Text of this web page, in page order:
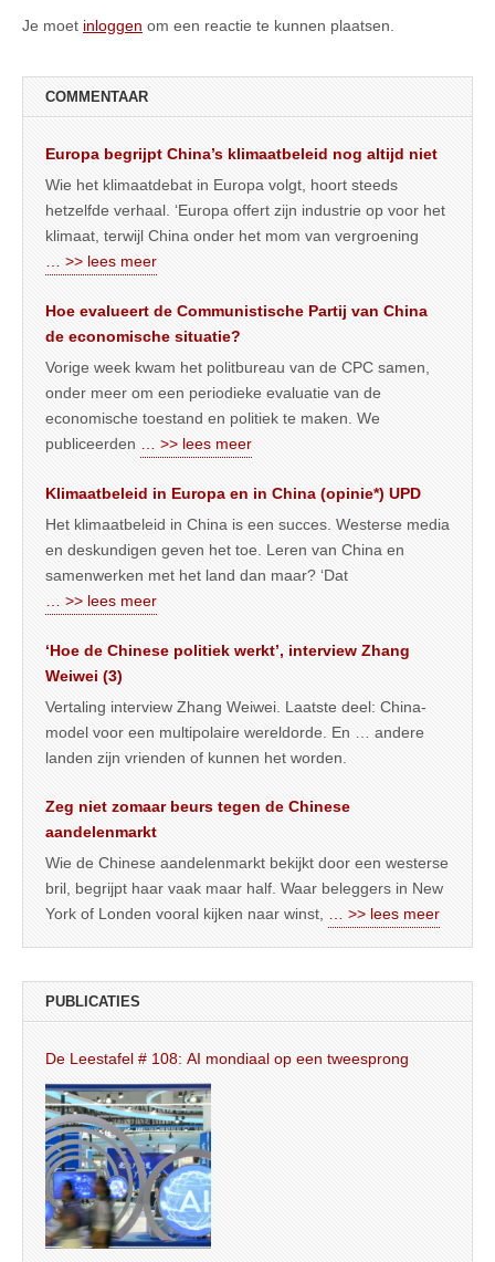
Je moet inloggen om een reactie te kunnen plaatsen.
COMMENTAAR
Europa begrijpt China’s klimaatbeleid nog altijd niet
Wie het klimaatdebat in Europa volgt, hoort steeds
hetzelfde verhaal. ‘Europa offert zijn industrie op voor het
klimaat, terwijl China onder het mom van vergroening
… >> lees meer
Hoe evalueert de Communistische Partij van China
de economische situatie?
Vorige week kwam het politbureau van de CPC samen,
onder meer om een periodieke evaluatie van de
economische toestand en politiek te maken. We
publiceerden
… >> lees meer
Klimaatbeleid in Europa en in China (opinie*) UPD
Het klimaatbeleid in China is een succes. Westerse media
en deskundigen geven het toe. Leren van China en
samenwerken met het land dan maar? ‘Dat
… >> lees meer
‘Hoe de Chinese politiek werkt’, interview Zhang
Weiwei (3)
Vertaling interview Zhang Weiwei. Laatste deel: China-
model voor een multipolaire wereldorde. En … andere
landen zijn vrienden of kunnen het worden.
Zeg niet zomaar beurs tegen de Chinese
aandelenmarkt
Wie de Chinese aandelenmarkt bekijkt door een westerse
bril, begrijpt haar vaak maar half. Waar beleggers in New
York of Londen vooral kijken naar winst,
… >> lees meer
PUBLICATIES
De Leestafel # 108: AI mondiaal op een tweesprong